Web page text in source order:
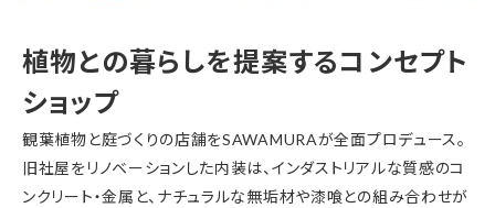
植物との暮らしを提案するコンセプト
ショップ
観葉植物と庭づくりの店舗をSAWAMURAが全面プロデュース。
旧社屋をリノベーションした内装は、インダストリアルな質感のコ
ンクリート・金属と、ナチュラルな無垢材や漆喰との組み合わせが